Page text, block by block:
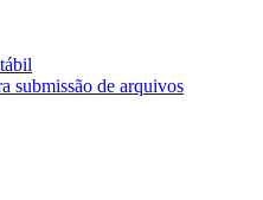
submissão de arquivos